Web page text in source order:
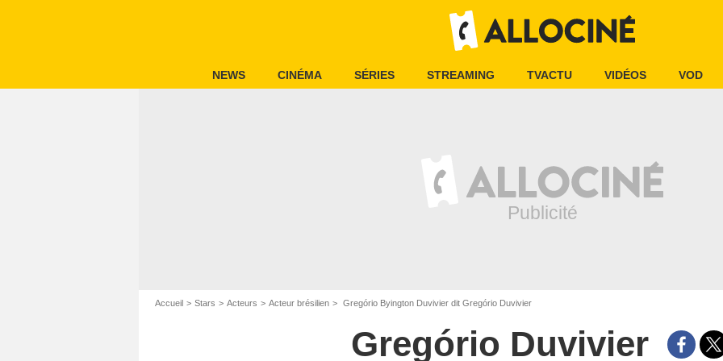
NEWS CINÉMA SÉRIES STREAMING TVACTU VIDÉOS VOD
Accueil Stars Acteurs Acteur brésilien Gregório Byington Duvivier dit Gregório Duvivier
Gregório Duvivier